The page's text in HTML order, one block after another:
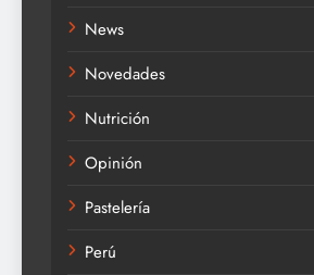
News
Novedades
Nutrición
Opinión
Pastelería
Perú